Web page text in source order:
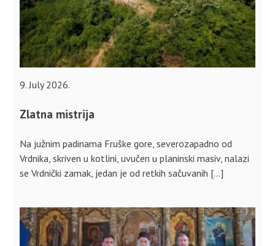
9. July 2026.
Zlatna mistrija
Na južnim padinama Fruške gore, severozapadno od
Vrdnika, skriven u kotlini, uvučen u planinski masiv, nalazi
se Vrdnički zamak, jedan je od retkih sačuvanih […]